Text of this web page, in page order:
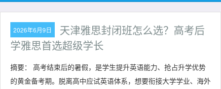
2026年6月9日
天津雅思封闭班怎么选？高考后
学雅思首选超级学长
摘要： 高考结束后的暑假，是学生提升英语能力、抢占升学优势
的黄金备考期。脱离高中应试英语体系，想要衔接大学学业、海外